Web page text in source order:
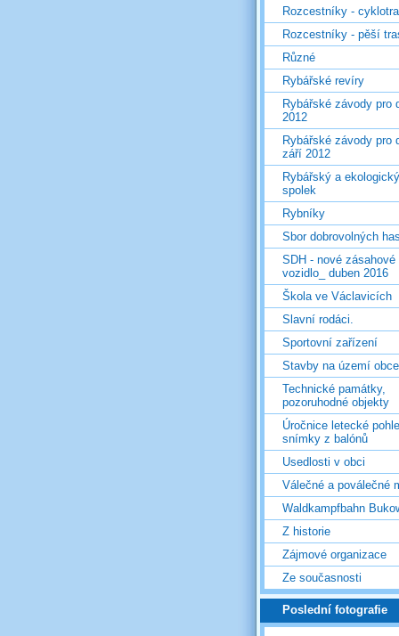
Rozcestníky -
Rozcestníky - pěší
Různé
Rybářské revíry
Rybářské závody pro
2012
Rybářské závody pro
září 2012
Rybářský a ekologický
spolek
Rybníky
Sbor dobrovolných
SDH - nové zásahové
vozidlo_ duben 2016
Škola ve Václavicích
Slavní rodáci.
Sportovní zařízení
Stavby na území obce
Technické památky,
pozoruhodné objekty
Úročnice letecké
snímky z balónů
Usedlosti v obci
Válečné a poválečné
Waldkampfbahn
Z historie
Zájmové organizace
Ze současnosti
Poslední fotografie